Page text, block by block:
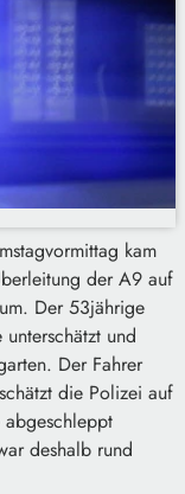
kam
der A9 auf
Der 53jährige
und
Der Fahrer
die Polizei auf
deshalb rund